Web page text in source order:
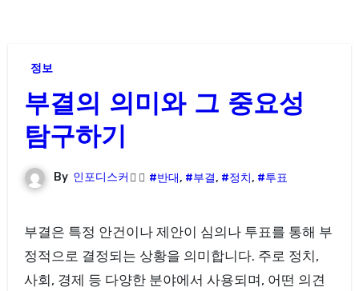
정보
부결의 의미와 그 중요성
탐구하기
By 인포디스커 #반대, #부결, #정치, #투표
부결은 특정 안건이나 제안이 심의나 투표를 통해 부
정적으로 결정되는 상황을 의미합니다. 주로 정치,
사회, 경제 등 다양한 분야에서 사용되며, 어떤 의견